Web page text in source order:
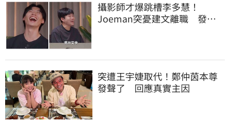
攝影師才爆跳槽李多慧！
Joeman突憂建文離職 發聲
突遭王宇婕取代！鄭仲茵本尊
發聲了 回應真實主因